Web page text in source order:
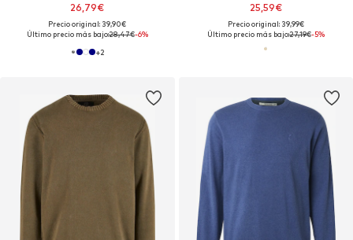
26,79€
Precio original: 39,90€
Último precio más bajo:28,47€-6%
+2
25,59€
Precio original: 39,99€
Último precio más bajo:27,19€-5%